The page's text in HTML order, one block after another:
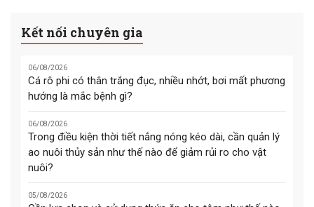
Kết nối chuyên gia
06/08/2026
Cá rô phi có thân trắng đục, nhiều nhớt, bơi mất phương
hướng là mắc bệnh gì?
06/08/2026
Trong điều kiện thời tiết nắng nóng kéo dài, cần quản lý
ao nuôi thủy sản như thế nào để giảm rủi ro cho vật
nuôi?
05/08/2026